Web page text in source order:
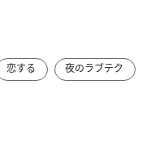
恋する 夜のラブテク